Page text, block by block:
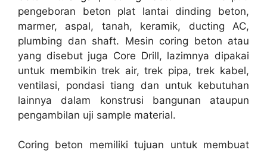
pengeboran beton plat lantai dinding beton,
marmer, aspal, tanah, keramik, ducting AC,
plumbing dan shaft. Mesin coring beton atau
yang disebut juga Core Drill, lazimnya dipakai
untuk membikin trek air, trek pipa, trek kabel,
ventilasi, pondasi tiang dan untuk kebutuhan
lainnya dalam konstrusi bangunan ataupun
pengambilan uji sample material.
Coring beton memiliki tujuan untuk membuat